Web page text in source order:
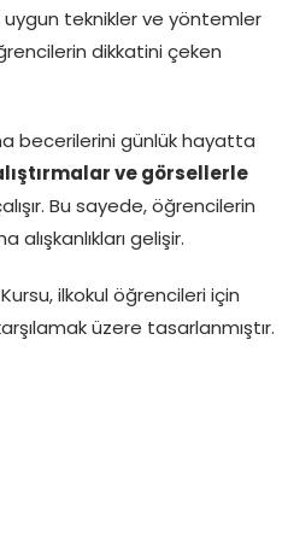
teknikler ve yöntemler
dikkatini çeken
becerilerini günlük hayatta
ve görsellerle
Bu sayede, öğrencilerin
gelişir.
ilkokul öğrencileri için
üzere tasarlanmıştır.